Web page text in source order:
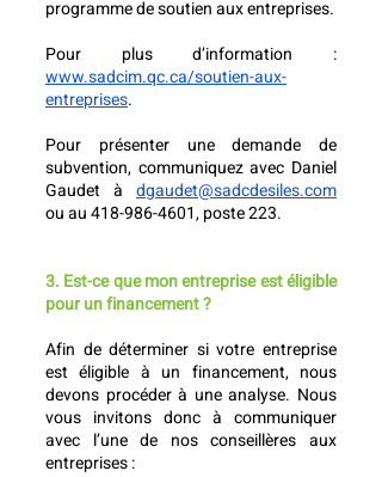
www.sadcim.qc.ca/soutien-aux-
entreprises.
Pour présenter une demande de
subvention, communiquez avec Daniel
Gaudet à dgaudet@sadcdesiles.com
ou au 418-986-4601, poste 223.
3. Est-ce que mon entreprise est éligible
pour un financement ?
Afin de déterminer si votre entreprise
est éligible à un financement, nous
devons procéder à une analyse. Nous
vous invitons donc à communiquer
avec l’une de nos conseillères aux
entreprises :